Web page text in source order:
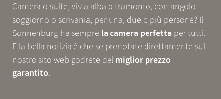
RELAX
GUSTO
Camera o suite, vista alba o tramonto, con angolo
soggiorno o scrivania, per una, due o più persone? Il
Sonnenburg ha sempre la camera perfetta per tutti.
E la bella notizia è che se prenotate direttamente sul
nostro sito web godrete del miglior prezzo
garantito.